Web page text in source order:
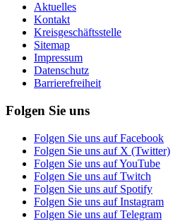
Aktuelles
Kontakt
Kreisgeschäftsstelle
Sitemap
Impressum
Datenschutz
Barrierefreiheit
Folgen Sie uns
Folgen Sie uns auf Facebook
Folgen Sie uns auf X (Twitter)
Folgen Sie uns auf YouTube
Folgen Sie uns auf Twitch
Folgen Sie uns auf Spotify
Folgen Sie uns auf Instagram
Folgen Sie uns auf Telegram